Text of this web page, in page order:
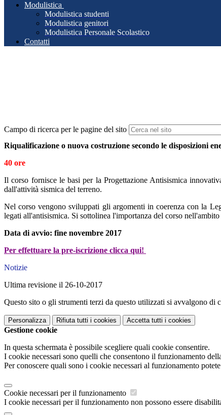
Modulistica
Modulistica studenti
Modulistica genitori
Modulistica Personale Scolastico
Contatti
Campo di ricerca per le pagine del sito
Riqualificazione o nuova costruzione secondo le disposizioni
40 ore
Il corso fornisce le basi per la Progettazione Antisismica
dall'attività sismica del terreno.
Nel corso vengono sviluppati gli argomenti in coerenza con la
legati all'antisismica. Si sottolinea l'importanza del corso
Data di avvio: fine novembre 2017
Per effettuare la pre-iscrizione clicca qui!
Notizie
Ultima revisione il 26-10-2017
Questo sito o gli strumenti terzi da questo utilizzati si avvalgono
Personalizza Rifiuta tutti i cookies Accetta tutti i cookies
Gestione cookie
In questa schermata è possibile scegliere quali cookie consentire.
I cookie necessari sono quelli che consentono il funzionamento
Per conoscere quali sono i cookie necessari al funzionamento
Cookie necessari per il funzionamento
I cookie necessari per il funzionamento non possono essere